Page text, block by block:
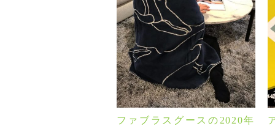
ファブラスグースの2020年